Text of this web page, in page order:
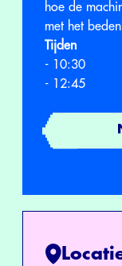
hoe de
met het
Tijden
- 10:30
- 12:45